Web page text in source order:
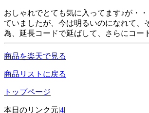
おしゃれでとても気に入ってます♪が・
ていましたが、今は明るいのになれて、
為、延長コードで延ばして、さらにコー
商品を楽天で見る
商品リストに戻る
トップページ
本日のリンク元|4|